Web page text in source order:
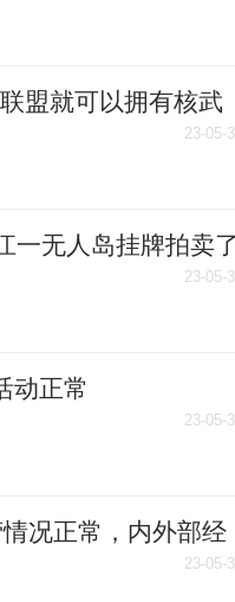
盟就可以拥有核武
23-05-
一无人岛挂牌拍卖了
23-05-
动正常
23-05-
况正常，内外部经
23-05-